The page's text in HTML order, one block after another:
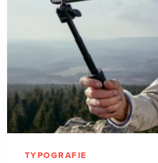
TYPOGRAFIE